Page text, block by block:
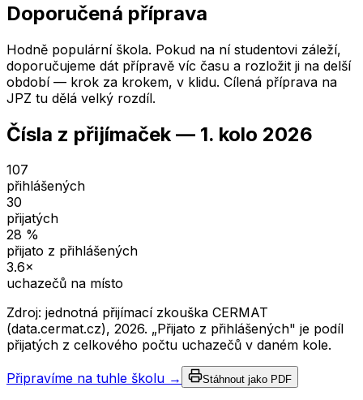
Doporučená příprava
Hodně populární škola. Pokud na ní studentovi záleží,
doporučujeme dát přípravě víc času a rozložit ji na delší
období — krok za krokem, v klidu. Cílená příprava na
JPZ tu dělá velký rozdíl.
Čísla z přijímaček — 1. kolo 2026
107
přihlášených
30
přijatých
28 %
přijato z přihlášených
3.6×
uchazečů na místo
Zdroj: jednotná přijímací zkouška CERMAT
(data.cermat.cz), 2026. „Přijato z přihlášených" je podíl
přijatých z celkového počtu uchazečů v daném kole.
Připravíme na tuhle školu → Stáhnout jako PDF